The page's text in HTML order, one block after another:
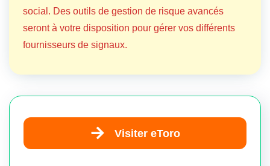
social. Des outils de gestion de risque avancés
seront à votre disposition pour gérer vos différents
fournisseurs de signaux.
Visiter eToro